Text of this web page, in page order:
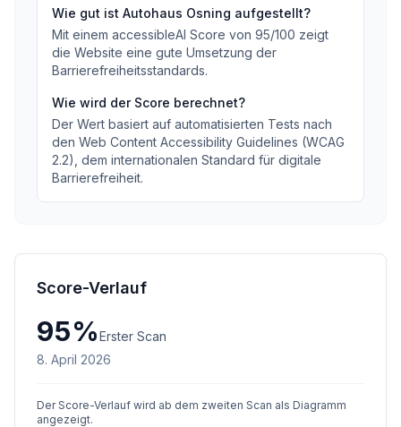
Wie gut ist Autohaus Osning aufgestellt?
Mit einem accessibleAI Score von 95/100 zeigt
die Website eine gute Umsetzung der
Barrierefreiheitsstandards.
Wie wird der Score berechnet?
Der Wert basiert auf automatisierten Tests nach
den Web Content Accessibility Guidelines (WCAG
2.2), dem internationalen Standard für digitale
Barrierefreiheit.
Score-Verlauf
95%Erster Scan
8. April 2026
Der Score-Verlauf wird ab dem zweiten Scan als Diagramm
angezeigt.